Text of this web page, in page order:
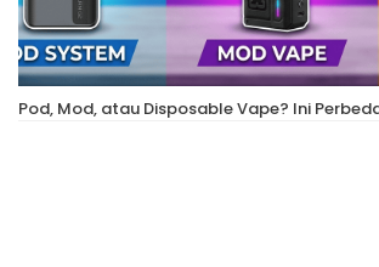
Pod, Mod, atau Disposable Vape? Ini